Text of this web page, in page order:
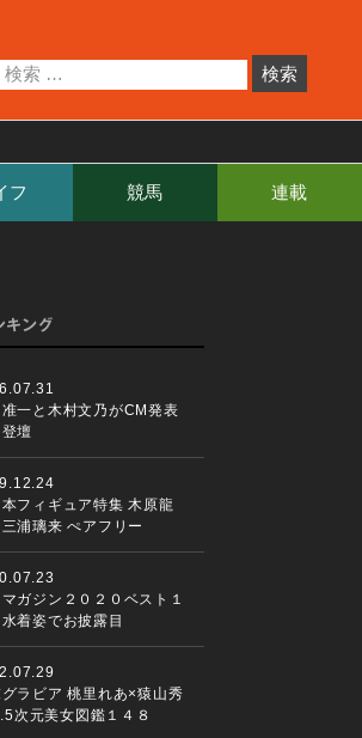
フ 競馬 連載
准一と木村文乃がCM発表
壇
フィギュア特集 木原龍
浦璃来 ぺアフリー
マガジン２０２０ベスト１
着姿でお披露目
ラビア 桃里れあ×猿山秀
次元美女図鑑１４８